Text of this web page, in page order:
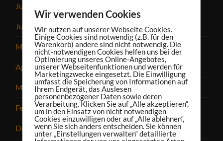
Juli 2025
Juni 2025
Mai 2025
April 2025
März 2025
Februar 2025
Dezember 2024
Wir verwenden Cookies
Wir nutzen auf unserer Webseite Cookies.
Einige Cookies sind notwendig (z.B. für den
Warenkorb) andere sind nicht notwendig. Die
nicht-notwendigen Cookies helfen uns bei der
Optimierung unseres Online-Angebotes,
unserer Webseitenfunktionen und werden für
Marketingzwecke eingesetzt. Die Einwilligung
umfasst die Speicherung von Informationen auf
Ihrem Endgerät, das Auslesen
personenbezogener Daten sowie deren
Verarbeitung. Klicken Sie auf „Alle akzeptieren“,
um in den Einsatz von nicht notwendigen
Cookies einzuwilligen oder auf „Alle ablehnen“,
wenn Sie sich anders entscheiden. Sie können
unter „Einstellungen verwalten“ detaillierte